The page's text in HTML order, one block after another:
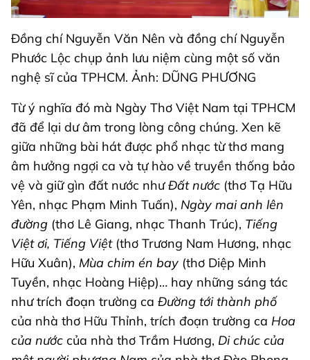
Đồng chí Nguyễn Văn Nên và đồng chí Nguyễn
Phước Lộc chụp ảnh lưu niệm cùng một số văn
nghệ sĩ của TPHCM. Ảnh: DŨNG PHƯƠNG
Từ ý nghĩa đó mà Ngày Thơ Việt Nam tại TPHCM
đã để lại dư âm trong lòng công chúng. Xen kẽ
giữa những bài hát được phổ nhạc từ thơ mang
âm hưởng ngợi ca và tự hào về truyền thống bảo
vệ và giữ gìn đất nước nhưĐất nước (thơ Tạ Hữu
Yên, nhạc Phạm Minh Tuấn), Ngày mai anh lên
đường (thơ Lê Giang, nhạc Thanh Trúc), Tiếng
Việt ơi, Tiếng Việt(thơ Trương Nam Hương, nhạc
Hữu Xuân), Mùa chim én bay (thơ Diệp Minh
Tuyền, nhạc Hoàng Hiệp)… hay những sáng tác
như trích đoạn trường ca Đường tới thành phố
của nhà thơ Hữu Thỉnh, trích đoạn trường ca Hoa
của nước của nhà thơ Trầm Hương, Di chúc của